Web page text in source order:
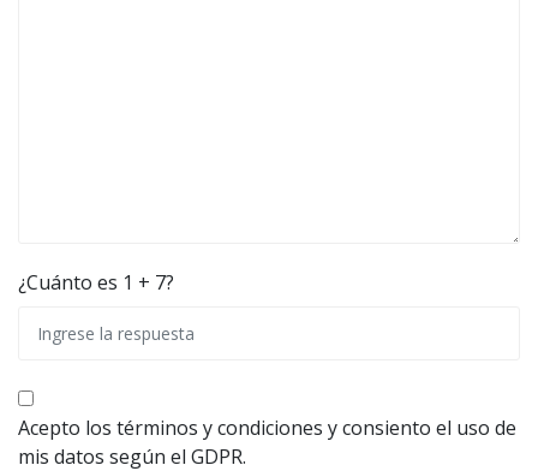
¿Cuánto es 1 + 7?
Acepto los términos y condiciones y consiento el uso de
mis datos según el GDPR.